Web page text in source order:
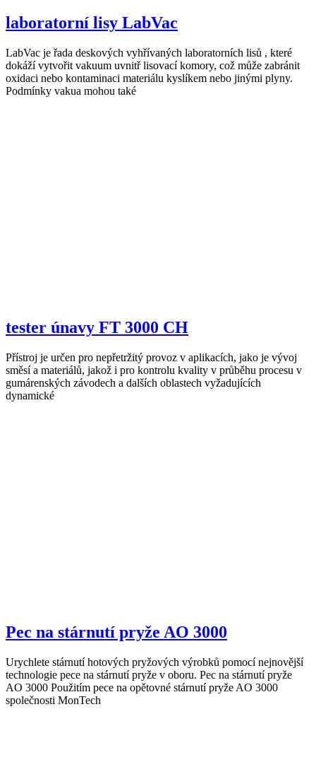
laboratorní lisy LabVac
LabVac je řada deskových vyhřívaných laboratorních lisů , které
dokáží vytvořit vakuum uvnitř lisovací komory, což může zabránit
oxidaci nebo kontaminaci materiálu kyslíkem nebo jinými plyny.
Podmínky vakua mohou také
tester únavy FT 3000 CH
Přístroj je určen pro nepřetržitý provoz v aplikacích, jako je vývoj
směsí a materiálů, jakož i pro kontrolu kvality v průběhu procesu v
gumárenských závodech a dalších oblastech vyžadujících
dynamické
Pec na stárnutí pryže AO 3000
Urychlete stárnutí hotových pryžových výrobků pomocí nejnovější
technologie pece na stárnutí pryže v oboru. Pec na stárnutí pryže
AO 3000 Použitím pece na opětovné stárnutí pryže AO 3000
společnosti MonTech